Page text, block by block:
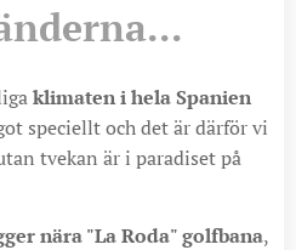
klimaten i hela Spanien
speciellt och det är därför vi
tvekan är i paradiset på
nära "La Roda" golfbana,